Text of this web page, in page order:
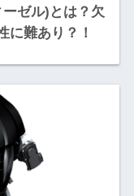
ゼル)とは？欠
に難あり？！